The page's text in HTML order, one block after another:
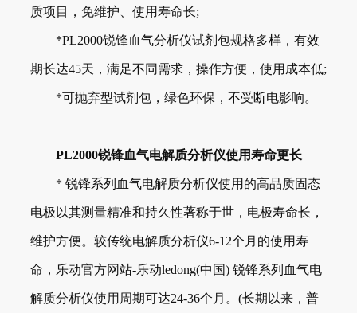
质项目，免维护、使用寿命长;
*PL2000锐锋血气分析仪试剂包规格多样，有效
期长达45天，满足不同需求，操作方便，使用成本低;
*可抛弃型试剂包，绿色环保，不受断电影响。
PL2000锐锋血气电解质分析仪使用寿命更长
* 锐锋系列血气电解质分析仪使用的高品质固态
电极以其测量精准和持久性著称于世，电极寿命长，
维护方便。较传统电解质分析仪6-12个月的使用寿
命，乐动官方网站-乐动ledong(中国) 锐锋系列血气电
解质分析仪使用周期可达24-36个月。(长期以来，普